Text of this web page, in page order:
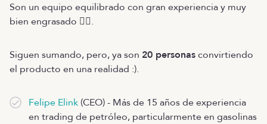
Son un equipo equilibrado con gran experiencia y muy
bien engrasado ❤️‍🔥.
Siguen sumando, pero, ya son 20 personasconvirtiendo
el producto en una realidad :).
Felipe Elink (CEO) - Más de 15 años de experiencia
en trading de petróleo, particularmente en gasolinas